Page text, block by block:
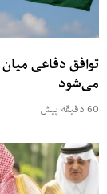
توافق دفاعی
می‌شود
60 دقیقه پیش